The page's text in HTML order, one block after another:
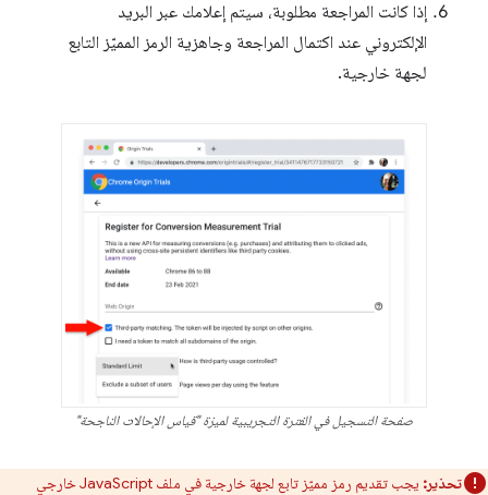
إذا كانت المراجعة مطلوبة، سيتم إعلامك عبر البريد
الإلكتروني عند اكتمال المراجعة وجاهزية الرمز المميّز التابع
لجهة خارجية.
صفحة التسجيل في الفترة التجريبية لميزة "قياس الإحالات الناجحة"
تحذير:
يجب تقديم رمز مميّز تابع لجهة خارجية في ملف JavaScript خارجي